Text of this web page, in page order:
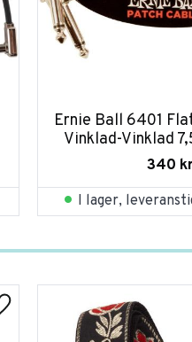
Ernie Ball 6401
Vinklad-Vinklad
pack
340
I lager,